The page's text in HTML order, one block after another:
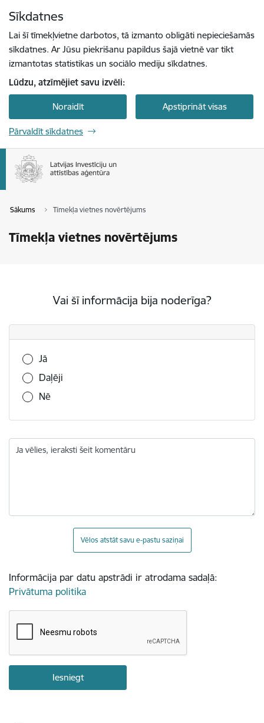
Sīkdatnes
Lai šī tīmekļvietne darbotos, tā izmanto obligāti nepieciešamās
sīkdatnes. Ar Jūsu piekrišanu papildus šajā vietnē var tikt
izmantotas statistikas un sociālo mediju sīkdatnes.
Lūdzu, atzīmējiet savu izvēli:
Noraidīt Apstiprināt visas
Pārvaldīt sīkdatnes
Sākums Tīmekļa vietnes novērtējums
Tīmekļa vietnes novērtējums
Vai šī informācija bija noderīga?
Vai šī informācija bija noderīga?
Jā
Daļēji
Nē
Ja vēlies, ieraksti šeit komentāru
Vēlos atstāt savu e-pastu saziņai
Informācija par datu apstrādi ir atrodama sadaļā:
Privātuma politika